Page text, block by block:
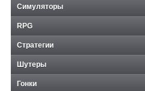
Симуляторы
RPG
Стратегии
Шутеры
Гонки